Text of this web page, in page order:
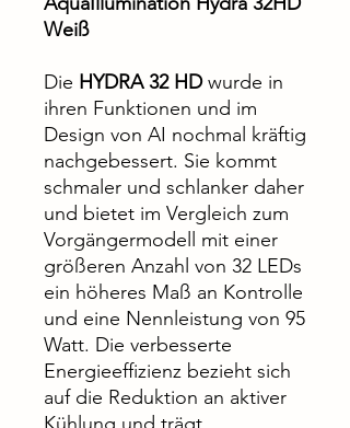
Weiß
Die HYDRA 32 HDwurde in
ihren Funktionen und im
Design von AI nochmal kräftig
nachgebessert. Sie kommt
schmaler und schlanker daher
und bietet im Vergleich zum
Vorgängermodell mit einer
größeren Anzahl von 32 LEDs
ein höheres Maß an Kontrolle
und eine Nennleistung von 95
Watt. Die verbesserte
Energieeffizienz bezieht sich
auf die Reduktion an aktiver